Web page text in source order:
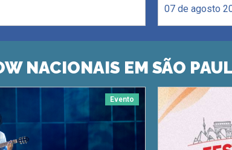
07 de agosto
NACIONAIS EM SÃO
Evento